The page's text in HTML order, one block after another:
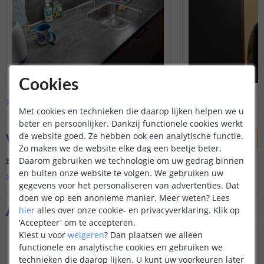
Aanvullende producten
Vraag & antwoord
Er is nog geen vraag gesteld over dit product.
Bekijk alle Vraag & antwoord
Cookies
Met cookies en technieken die daarop lijken helpen we u
beter en persoonlijker. Dankzij functionele cookies werkt
de website goed. Ze hebben ook een analytische functie.
Zo maken we de website elke dag een beetje beter.
Daarom gebruiken we technologie om uw gedrag binnen
en buiten onze website te volgen. We gebruiken uw
gegevens voor het personaliseren van advertenties. Dat
doen we op een anonieme manier. Meer weten? Lees
hier alles over onze cookie- en privacyverklaring. Klik op
'Accepteer' om te accepteren.
Kiest u voor weigeren? Dan plaatsen we alleen
functionele en analytische cookies en gebruiken we
technieken die daarop lijken. U kunt uw voorkeuren later